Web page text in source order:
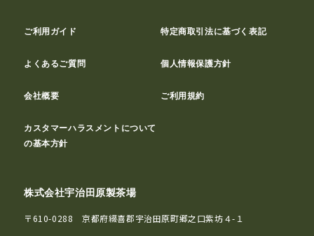
ご利用ガイド 特定商取引法に基づく表記
よくあるご質問 個人情報保護方針
会社概要 ご利用規約
カスタマーハラスメントについて
の基本方針
株式会社宇治田原製茶場
〒610-0288 京都府綴喜郡宇治田原町郷之口紫坊４-１